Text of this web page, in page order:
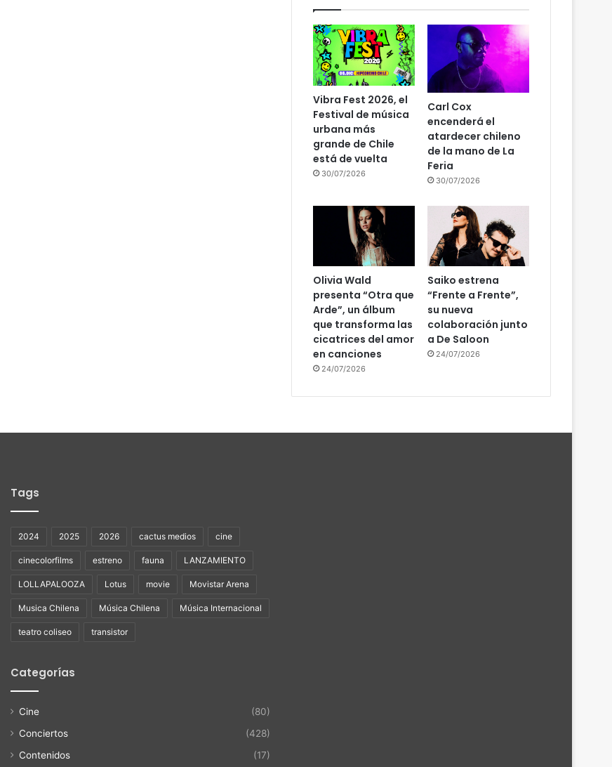
Vibra Fest 2026, el
Festival de música
urbana más
grande de Chile
está de vuelta
30/07/2026
Carl Cox
encenderá el
atardecer chileno
de la mano de La
Feria
30/07/2026
Olivia Wald
presenta “Otra que
Arde”, un álbum
que transforma las
cicatrices del amor
en canciones
24/07/2026
Saiko estrena
“Frente a Frente”,
su nueva
colaboración junto
a De Saloon
24/07/2026
Tags
2024 2025 2026 cactus medios cine
cinecolorfilms estreno fauna LANZAMIENTO
LOLLAPALOOZA Lotus movie Movistar Arena
Musica Chilena Música Chilena Música Internacional
teatro coliseo transistor
Categorías
Cine
(80)
Conciertos
(428)
Contenidos
(17)